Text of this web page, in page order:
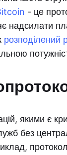
- це
надсилати
розподілений
якими є
без